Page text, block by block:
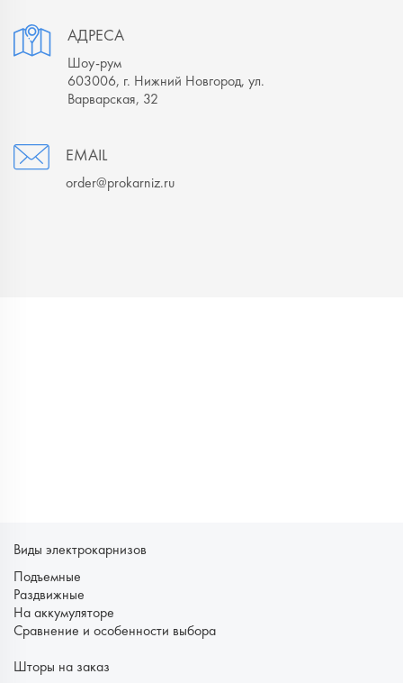
АДРЕСА
Шоу-рум
603006, г. Нижний Новгород, ул.
Варварская, 32
EMAIL
order@prokarniz.ru
Виды электрокарнизов
Подъемные
Раздвижные
На аккумуляторе
Сравнение и особенности выбора
Шторы на заказ